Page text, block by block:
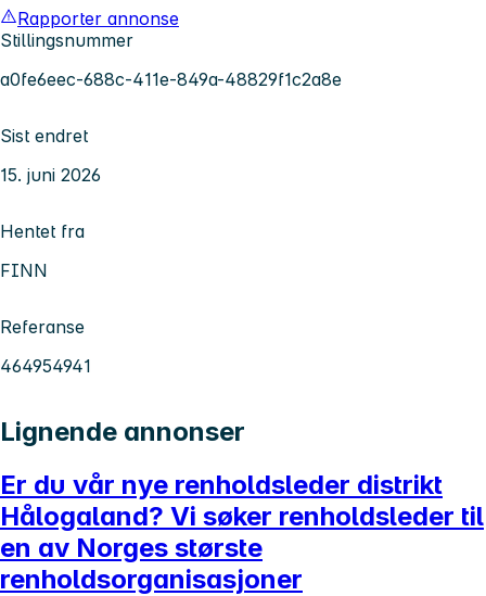
Rapporter annonse
Stillingsnummer
a0fe6eec-688c-411e-849a-48829f1c2a8e
Sist endret
15. juni 2026
Hentet fra
FINN
Referanse
464954941
Lignende annonser
Er du vår nye renholdsleder distrikt
Hålogaland? Vi søker renholdsleder til
en av Norges største
renholdsorganisasjoner